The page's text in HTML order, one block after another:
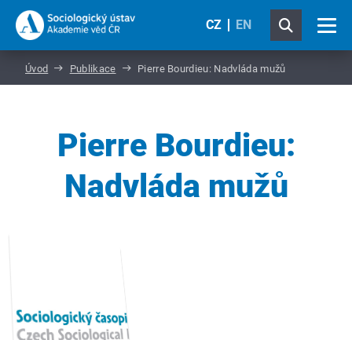
CZ EN
Úvod Publikace Pierre Bourdieu: Nadvláda mužů
Pierre Bourdieu:
Nadvláda mužů